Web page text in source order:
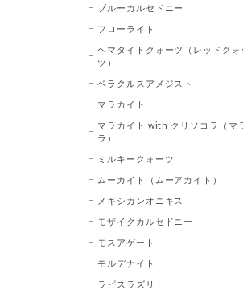
ブルーカルセドニー
フローライト
ヘマタイトクォーツ（レッドクォ
ツ）
ベラクルスアメジスト
マラカイト
マラカイト with クリソコラ（マ
ラ）
ミルキークォーツ
ムーカイト（ムーアカイト）
メキシカンオニキス
モザイクカルセドニー
モスアゲート
モルデナイト
ラピスラズリ